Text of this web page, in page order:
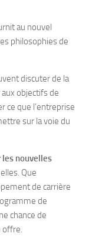
au nouvel
philosophies de
discuter de la
objectifs de
ce que l’entreprise
sur la voie du
les nouvelles
Que
de carrière
de
chance de
offre.